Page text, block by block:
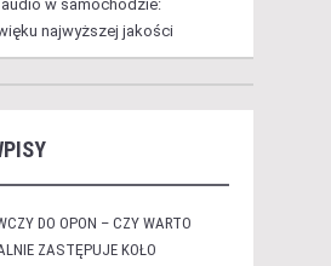
w samochodzie:
najwyższej jakości
DO OPON – CZY WARTO
ZASTĘPUJE KOŁO